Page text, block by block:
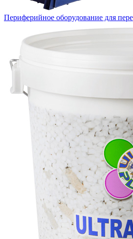
Периферийное оборудование для